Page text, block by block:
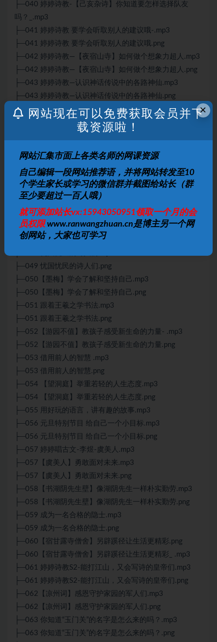
├─040 婷婷诗教-【己亥杂诗】你知道要怎样选择队友
吗？_.mp3
├─041 婷婷诗教 要学会听取别人的建议哦-.mp3
├─041 婷婷诗教 要学会听取别人的建议哦.png
├─042 婷婷诗教—【夜宿山寺】如何做个想象力超人.mp3
├─042 婷婷诗教—【夜宿山寺】如何做个想象力超人.png
├─043 婷婷诗教—认识神话传说中的各路神仙.mp3
├─043 婷婷诗教—认识神话传说中的各路神仙.png
├─044 婷婷诗教—【秋词】发现寻常的事物中不一样的乐
├─045 婷婷诗教—官服上的飞禽走兽.mp3
├─045 婷婷诗教—官服上的飞禽走兽.png
├─046 婷婷诗教—【如梦令.png
├─046 婷婷诗教—【如梦令.昨夜雨疏风骤】培养孩子敏锐
的观察力.mp3
├─047 婷婷诗教—走，我们去古诗里赏赏花-.mp3
├─048 婷婷唱古文-于谦-石灰吟.mp3
├─049 忧国忧民的诗人们.png
├─050【墨梅】学会了解和坚持自己.mp3
├─050【墨梅】学会了解和坚持自己.png
├─051 跟着王羲之学书法.mp3
├─051 跟着王羲之学书法.png
├─052【游园不值】教孩子感受新生命的力量- .mp3
├─052【游园不值】教孩子感受新生命的力量.png
├─053 借用前人的智慧 .mp3
├─053 借用前人的智慧.png
├─054 【望洞庭】举重若轻的人生态度.mp3
├─054 【望洞庭】举重若轻的人生态度.png
├─055 用好玩的语言，讲有趣的故事.mp3
├─056 元旦特别节目 给自己一个小目标.mp3
├─056 元旦特别节目 给自己一个小目标.png
├─057 婷婷唱古文-李煜-虞美人.mp3
├─057【虞美人】勇敢面对未来.mp3
├─057【虞美人】勇敢面对未来.png
├─058【书湖阴先生壁】像湖阴先生一样朴实勤劳.mp3
├─058【书湖阴先生壁】像湖阴先生一样朴实勤劳.png
├─059 成为一名合格的隐士.mp3
├─059 成为一名合格的隐士.png
├─060【宿甘露寺僧舍】另辟蹊径让生活更精彩.png
├─060【宿甘露寺僧舍】另辟蹊径让生活更精彩_ .mp3
├─061 婷婷诗教S2-能打江山，又会写诗的皇帝们.mp3
├─061 婷婷诗教S2-能打江山，又会写诗的皇帝们.png
├─062【凉州词】感恩守护家园的军人们.mp3
├─062【凉州词】感恩守护家园的军人们.png
├─063 你知道“玉门关”的名字是怎么来的吗？.mp3
├─063 你知道“玉门关”的名字是怎么来的吗？.png
×
网站现在可以免费获取会员并下
载资源啦！
网站汇集市面上各类名师的网课资源
自己编辑一段网站推荐语，并将网站转发至10
个学生家长或学习的微信群并截图给站长（群
至少要超过一百人哦）
就可添加站长vx:15943050951领取一个月的会
员权限 www.ranwangzhuan.cn是博主另一个网
创网站，大家也可学习